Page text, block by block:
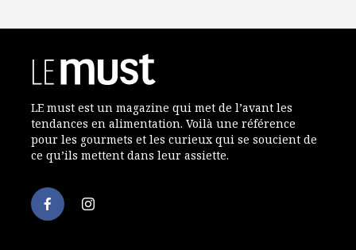
LE must est un magazine qui met de l’avant les
tendances en alimentation. Voilà une référence
pour les gourmets et les curieux qui se soucient de
ce qu’ils mettent dans leur assiette.